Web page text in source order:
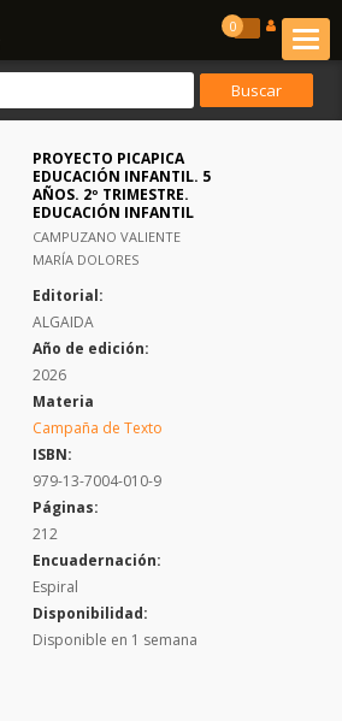
0
PROYECTO PICAPICA
EDUCACIÓN INFANTIL. 5
AÑOS. 2º TRIMESTRE.
EDUCACIÓN INFANTIL
CAMPUZANO VALIENTE
MARÍA DOLORES
Editorial:
ALGAIDA
Año de edición:
2026
Materia
Campaña de Texto
ISBN:
979-13-7004-010-9
Páginas:
212
Encuadernación:
Espiral
Disponibilidad:
Disponible en 1 semana